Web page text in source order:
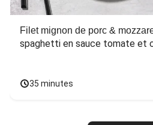
Filet mignon de porc &
spaghetti en sauce tomate et
35 minutes